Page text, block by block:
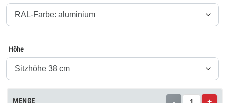
Höhe
MENGE